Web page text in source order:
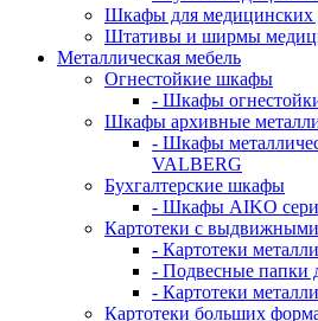
Шкафы для медицинских
Штативы и ширмы
Металлическая мебель
Огнестойкие шкафы
- Шкафы
Шкафы архивные
- Шкафы
VALBERG
Бухгалтерские шкафы
- Шкафы AIKO
Картотеки с
- Картотеки
- Подвесные папки
- Картотеки
Картотеки больших